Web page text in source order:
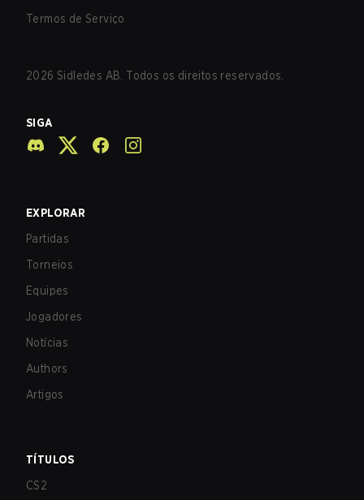
Termos de Serviço
2026 Sidledes AB. Todos os direitos reservados.
SIGA
EXPLORAR
Partidas
Torneios
Equipes
Jogadores
Notícias
Authors
Artigos
TÍTULOS
CS2